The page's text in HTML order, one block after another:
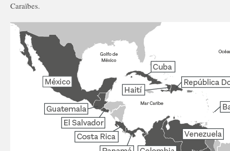
Caraïbes.